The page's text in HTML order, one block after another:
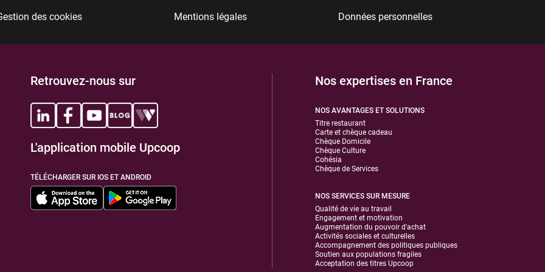
des cookies Mentions légales Données personnelles
Retrouvez-nous sur
L'application mobile Upcoop
TÉLÉCHARGER SUR IOS ET ANDROID
Nos expertises en France
NOS AVANTAGES ET SOLUTIONS
Titre restaurant
Carte et chèque cadeau
Chèque Domicile
Chèque Culture
Cohésia
Chèque de Services
NOS SERVICES SUR MESURE
Qualité de vie au travail
Engagement et motivation
Augmentation du pouvoir d'achat
Activités sociales et culturelles
Accompagnement des politiques publiques
Soutien aux populations fragiles
Acceptation des titres Upcoop